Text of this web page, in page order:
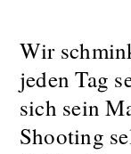
Wir
jeden Tag
sich sein
Shooting